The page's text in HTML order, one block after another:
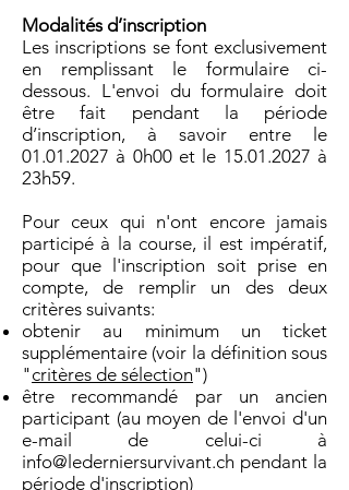
Modalités d’inscription
Les inscriptions se font exclusivement
en remplissant le formulaire ci-
dessous. L'envoi du formulaire doit
être fait pendant la période
d’inscription, à savoir entre le
01.01.2027 à 0h00 et le 15.01.2027 à
23h59.
Pour ceux qui n'ont encore jamais
participé à la course, il est impératif,
pour que l'inscription soit prise en
compte, de remplir un des deux
critères suivants:
obtenir au minimum un ticket
supplémentaire (voir la définition sous
"critères de sélection")
être recommandé par un ancien
participant (au moyen de l'envoi d'un
e-mail de celui-ci à
info@lederniersurvivant.ch pendant la
période d'inscription)